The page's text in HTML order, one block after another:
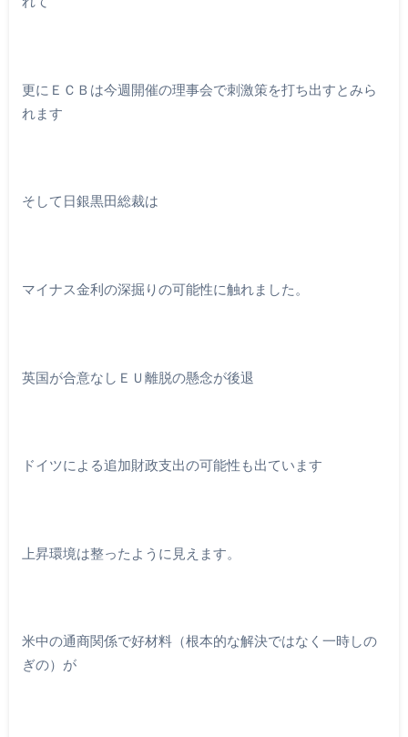
更にＥＣＢは今週開催の理事会で刺激策を打ち出すとみら
れます
そして日銀黒田総裁は
マイナス金利の深掘りの可能性に触れました。
英国が合意なしＥＵ離脱の懸念が後退
ドイツによる追加財政支出の可能性も出ています
上昇環境は整ったように見えます。
米中の通商関係で好材料（根本的な解決ではなく一時しの
ぎの）が